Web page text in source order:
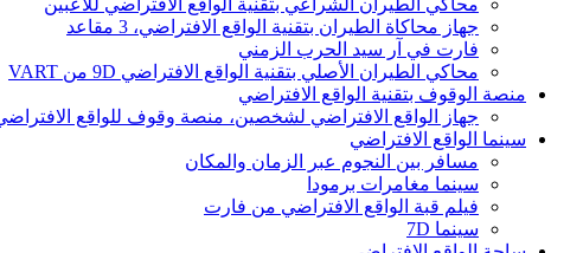
جهاز محاكاة الطيران بتقنية الواقع الافتراضي، 3 مقاعد
فارت في آر سيد الحرب الزمني
محاكي الطيران الأصلي بتقنية الواقع الافتراضي 9D من VART
منصة الوقوف بتقنية الواقع الافتراضي
جهاز الواقع الافتراضي لشخصين، منصة وقوف للواقع
سينما الواقع الافتراضي
مسافر بين النجوم عبر الزمان والمكان
سينما مغامرات برمودا
فيلم قبة الواقع الافتراضي من فارت
سينما 7D